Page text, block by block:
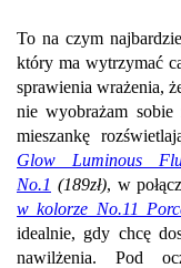
To na czym
który ma wytrzymać
sprawienia wrażenia,
nie wyobrażam
mieszankę
Glow Luminous
No.1 (189zł), w
w kolorze No.11
idealnie, gdy chcę
nawilżenia. Pod